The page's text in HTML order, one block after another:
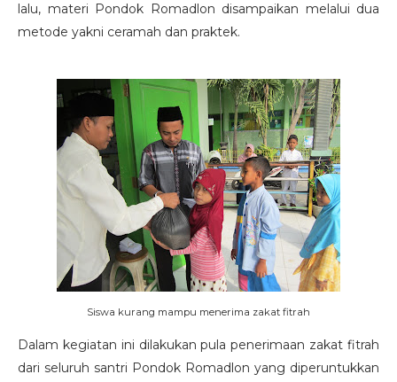
lalu, materi Pondok Romadlon disampaikan melalui dua
metode yakni ceramah dan praktek.
Siswa kurang mampu menerima zakat fitrah
Dalam kegiatan ini dilakukan pula penerimaan zakat fitrah
dari seluruh santri Pondok Romadlon yang diperuntukkan